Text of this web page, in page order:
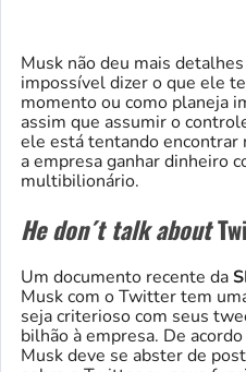
Musk não deu mais
impossível dizer o que ele
momento ou como planeja
assim que assumir o
ele está tentando encontrar
a empresa ganhar dinheiro
multibilionário.
He don´t talk about
Um documento recente da
Musk com o Twitter tem
seja criterioso com seus
bilhão à empresa. De
Musk deve se abster de